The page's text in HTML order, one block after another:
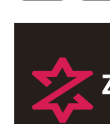
TEAM
SCHEDULE
TICKET